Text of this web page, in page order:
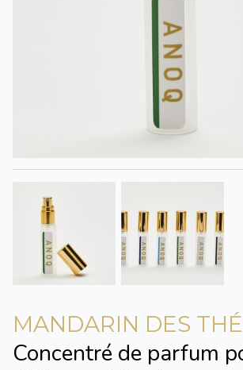
MANDARIN DES
Concentré de parfum